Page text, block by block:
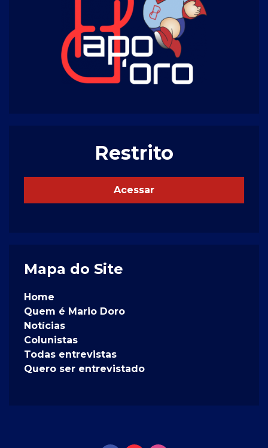
Restrito
Acessar
Mapa do Site
Home
Quem é Mario Doro
Notícias
Colunistas
Todas entrevistas
Quero ser entrevistado